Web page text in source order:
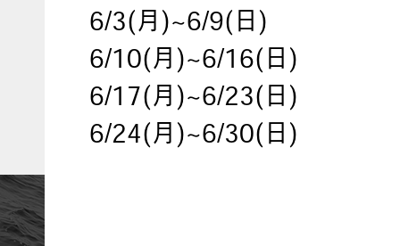
6/3(月)~6/9(日)
6/10(月)~6/16(日)
6/17(月)~6/23(日)
6/24(月)~6/30(日)